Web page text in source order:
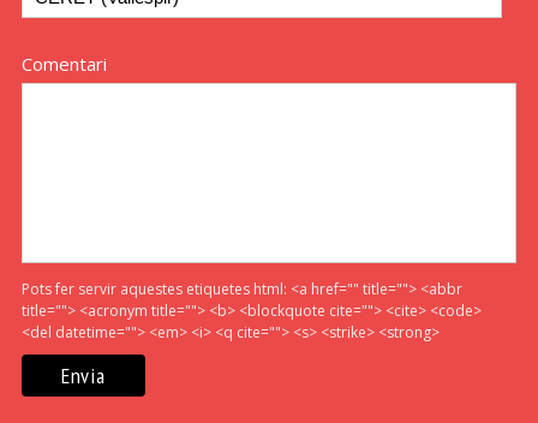
Comentari
Pots fer servir aquestes etiquetes html: <a href="" title=""> <abbr
title=""> <acronym title=""> <b> <blockquote cite=""> <cite> <code>
<del datetime=""> <em> <i> <q cite=""> <s> <strike> <strong>